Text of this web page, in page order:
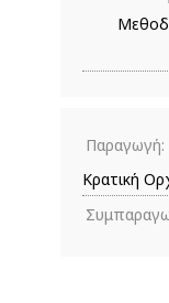
Παραγωγή:
Κρατική